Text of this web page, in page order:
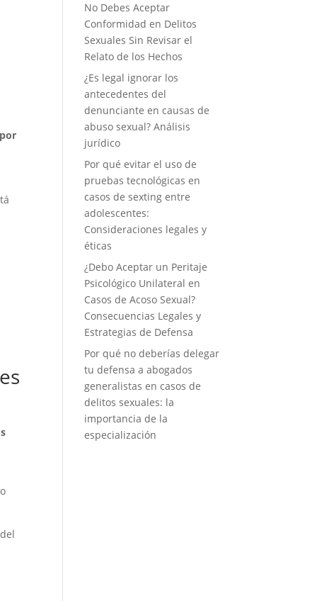
No Debes Aceptar
Conformidad en Delitos
Sexuales Sin Revisar el
Relato de los Hechos
¿Es legal ignorar los
antecedentes del
denunciante en causas de
abuso sexual? Análisis
jurídico
Por qué evitar el uso de
pruebas tecnológicas en
casos de sexting entre
adolescentes:
Consideraciones legales y
éticas
¿Debo Aceptar un Peritaje
Psicológico Unilateral en
Casos de Acoso Sexual?
Consecuencias Legales y
Estrategias de Defensa
Por qué no deberías delegar
tu defensa a abogados
generalistas en casos de
delitos sexuales: la
importancia de la
especialización